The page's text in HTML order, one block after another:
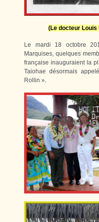
(Le docteur Louis
Le mardi 18 octobre
Marquises, quelques
française inauguraient la
Taiohae désormais
Rollin ».